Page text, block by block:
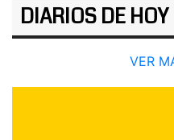
DIARIOS DE HOY
VER